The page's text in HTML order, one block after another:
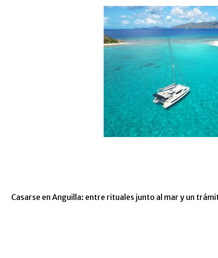
Casarse en Anguilla: entre rituales junto al mar y un